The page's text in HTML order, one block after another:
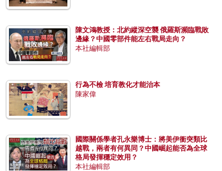
陳文鴻教授：北約縱深空襲 俄羅斯瀕臨戰敗
邊緣？中國零部件能左右戰局走向？
本社編輯部
行為不檢 培育教化才能治本
陳家偉
國際關係學者孔永樂博士：將美伊衝突類比
越戰，兩者有何異同？中國崛起能否為全球
格局發揮穩定效用？
本社編輯部